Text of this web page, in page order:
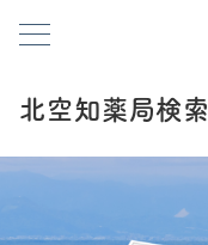
北空知薬局検索